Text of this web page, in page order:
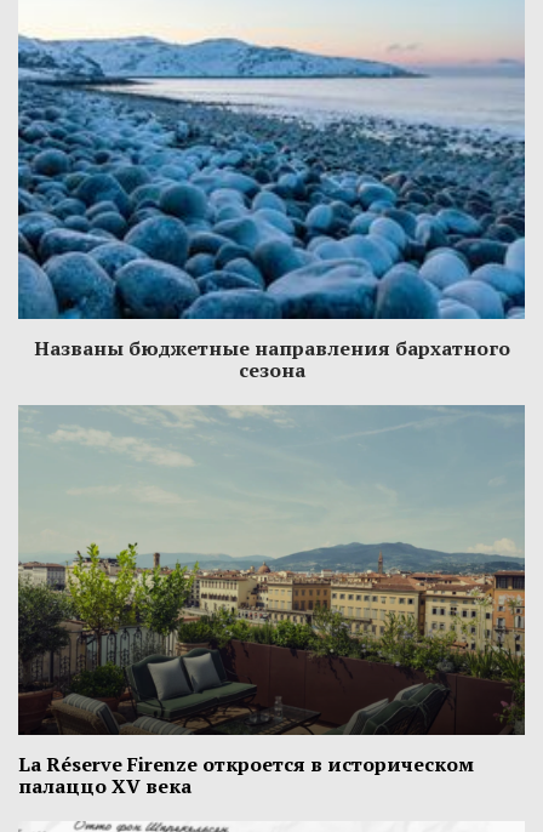
Названы бюджетные направления бархатного
сезона
La Réserve Firenze откроется в историческом
палаццо XV века